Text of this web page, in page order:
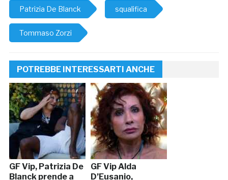
Patrizia De Blanck squalifica
Tommaso Zorzi
POTREBBE INTERESSARTI ANCHE
GF Vip, Patrizia De
Blanck prende a
GF Vip Alda
D’Eusanio,